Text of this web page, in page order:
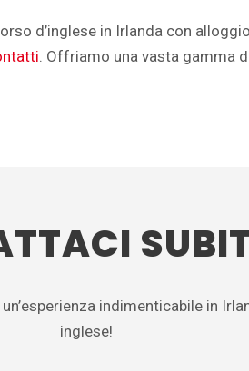
d’inglese in Irlanda con
. Offriamo una vasta gamma
indimenticabile in
inglese!